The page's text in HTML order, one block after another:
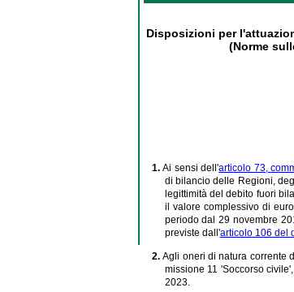
Disposizioni per
(Norme
1.Ai sensi dell'articolo 73,
di bilancio delle Regioni,
legittimità del debito fuori
il valore complessivo di
periodo dal 29 novembre
previste dall'articolo 106 del
2.Agli oneri di natura corrente
missione 11 'Soccorso
2023.